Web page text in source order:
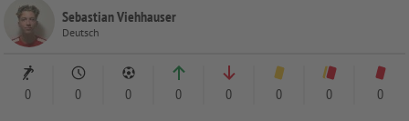
Sebastian Viehhauser
Deutsch
0 0 0 0 0 0 0 0